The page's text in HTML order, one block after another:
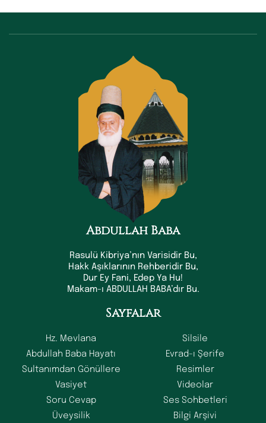
Abdullah Baba
Rasulü Kibriya’nın Varisidir Bu,
Hakk Aşıklarının Rehberidir Bu,
Dur Ey Fani, Edep Ya Hu!
Makam-ı ABDULLAH BABA’dır Bu.
Sayfalar
Hz. Mevlana
Abdullah Baba Hayatı
Sultanımdan Gönüllere
Vasiyet
Soru Cevap
Üveysilik
Silsile
Evrad-ı Şerife
Resimler
Videolar
Ses Sohbetleri
Bilgi Arşivi